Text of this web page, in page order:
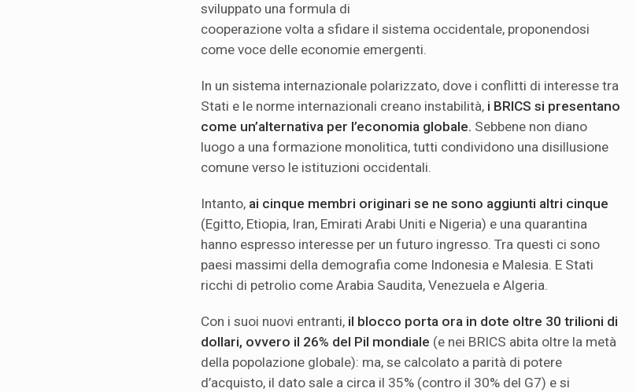
sviluppato una formula di
cooperazione volta a sfidare il sistema occidentale, proponendosi
come voce delle economie emergenti.
In un sistema internazionale polarizzato, dove i conflitti di interesse tra
Stati e le norme internazionali creano instabilità, i BRICS si presentano
come un’alternativa per l’economia globale. Sebbene non diano
luogo a una formazione monolitica, tutti condividono una disillusione
comune verso le istituzioni occidentali.
Intanto, ai cinque membri originari se ne sono aggiunti altri cinque
(Egitto, Etiopia, Iran, Emirati Arabi Uniti e Nigeria) e una quarantina
hanno espresso interesse per un futuro ingresso. Tra questi ci sono
paesi massimi della demografia come Indonesia e Malesia. E Stati
ricchi di petrolio come Arabia Saudita, Venezuela e Algeria.
Con i suoi nuovi entranti, il blocco porta ora in dote oltre 30 trilioni di
dollari, ovvero il 26% del Pil mondiale (e nei BRICS abita oltre la metà
della popolazione globale): ma, se calcolato a parità di potere
d’acquisto, il dato sale a circa il 35% (contro il 30% del G7) e si